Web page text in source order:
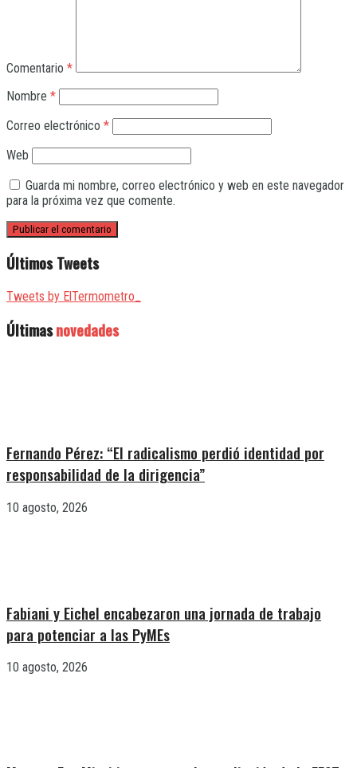
Comentario *
Nombre *
Correo electrónico *
Web
Guarda mi nombre, correo electrónico y web en este navegador
para la próxima vez que comente.
Últimos Tweets
Tweets by ElTermometro_
Últimasnovedades
Fernando Pérez: “El radicalismo perdió identidad por
responsabilidad de la dirigencia”
10 agosto, 2026
Fabiani y Eichel encabezaron una jornada de trabajo
para potenciar a las PyMEs
10 agosto, 2026